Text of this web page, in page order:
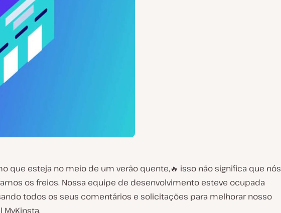
que esteja no meio de um verão quente,🔥 isso não significa que nós
os freios. Nossa equipe de desenvolvimento esteve ocupada
todos os seus comentários e solicitações para melhorar nosso
MyKinsta.